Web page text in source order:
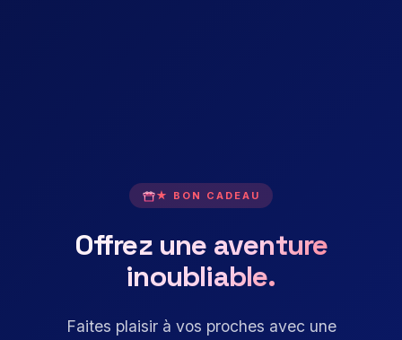
★ BON CADEAU
Offrez une aventure
inoubliable.
Faites plaisir à vos proches avec une